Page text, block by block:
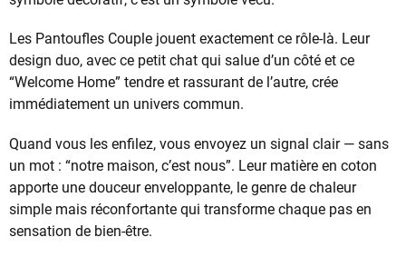
Les Pantoufles Couple jouent exactement ce rôle-là. Leur
design duo, avec ce petit chat qui salue d’un côté et ce
“Welcome Home” tendre et rassurant de l’autre, crée
immédiatement un univers commun.
Quand vous les enfilez, vous envoyez un signal clair — sans
un mot : “notre maison, c’est nous”. Leur matière en coton
apporte une douceur enveloppante, le genre de chaleur
simple mais réconfortante qui transforme chaque pas en
sensation de bien-être.